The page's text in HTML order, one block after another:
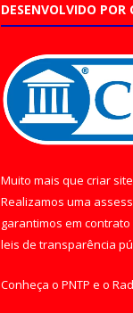
DESENVOLVIDO POR
Muito mais que criar site
Realizamos uma
garantimos em
leis de transparência
Conheça o PNTP e o